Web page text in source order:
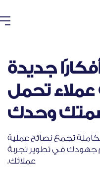
جديدة
عملاء تحمل
وحدك
تجمع نصائح عملية
جهودك في تطوير تجربة
عملائك.​